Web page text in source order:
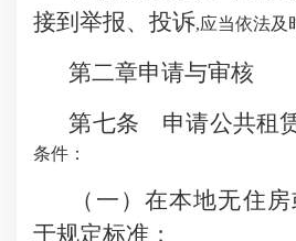
接到举报、投诉,应当依法及
第二章申请与审核
第七条 申请公共租
条件：
（一）在本地无住
于规定标准；